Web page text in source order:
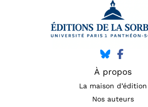
À propos
La maison d’édition
Nos auteurs